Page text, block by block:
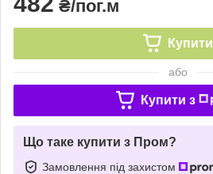
₴/пог.м
Купити
або
Купити з
Що таке купити з Пром?
Замовлення під захистом